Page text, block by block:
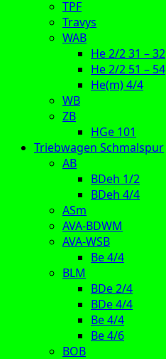
TPF
Travys
WAB
He 2/2 31 – 32
He 2/2 51 – 54
He(m) 4/4
WB
ZB
HGe 101
Triebwagen Schmalspur
AB
BDeh 1/2
BDeh 4/4
ASm
AVA-BDWM
AVA-WSB
Be 4/4
BLM
BDe 2/4
BDe 4/4
Be 4/4
Be 4/6
BOB